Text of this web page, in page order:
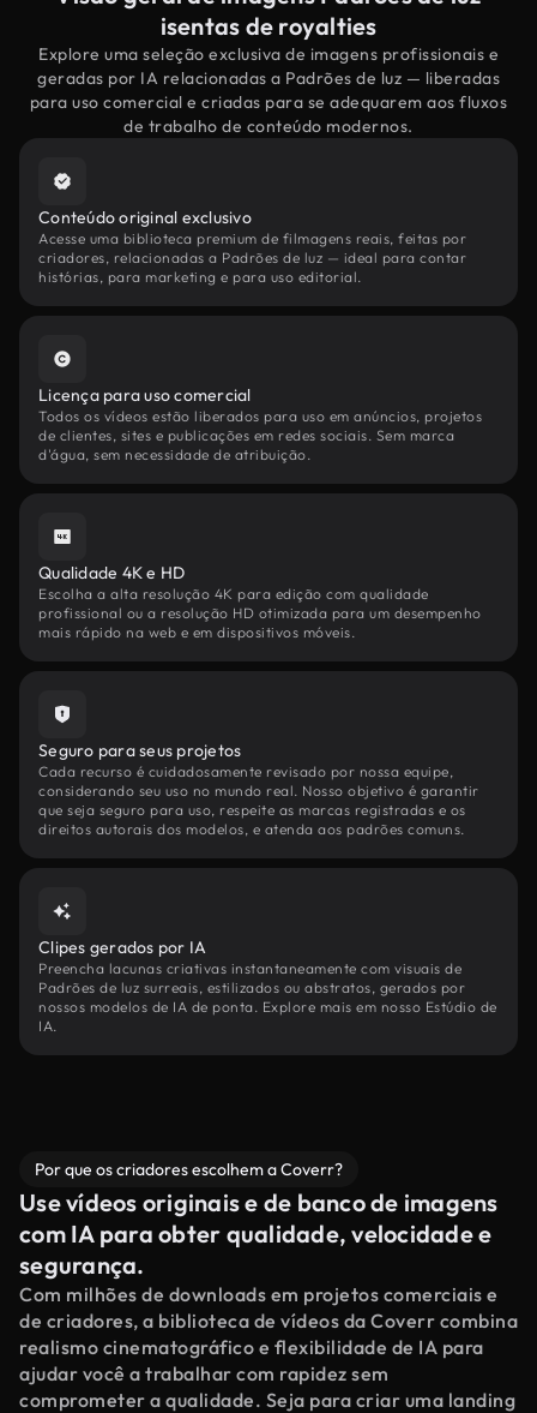
isentas de royalties
Explore uma seleção exclusiva de imagens profissionais e
geradas por IA relacionadas a Padrões de luz — liberadas
para uso comercial e criadas para se adequarem aos fluxos
de trabalho de conteúdo modernos.
Conteúdo original exclusivo
Acesse uma biblioteca premium de filmagens reais, feitas por
criadores, relacionadas a Padrões de luz — ideal para contar
histórias, para marketing e para uso editorial.
Licença para uso comercial
Todos os vídeos estão liberados para uso em anúncios, projetos
de clientes, sites e publicações em redes sociais. Sem marca
d'água, sem necessidade de atribuição.
Qualidade 4K e HD
Escolha a alta resolução 4K para edição com qualidade
profissional ou a resolução HD otimizada para um desempenho
mais rápido na web e em dispositivos móveis.
Seguro para seus projetos
Cada recurso é cuidadosamente revisado por nossa equipe,
considerando seu uso no mundo real. Nosso objetivo é garantir
que seja seguro para uso, respeite as marcas registradas e os
direitos autorais dos modelos, e atenda aos padrões comuns.
Clipes gerados por IA
Preencha lacunas criativas instantaneamente com visuais de
Padrões de luz surreais, estilizados ou abstratos, gerados por
nossos modelos de IA de ponta. Explore mais em nosso Estúdio de
IA.
Por que os criadores escolhem a Coverr?
Use vídeos originais e de banco de imagens
com IA para obter qualidade, velocidade e
segurança.
Com milhões de downloads em projetos comerciais e
de criadores, a biblioteca de vídeos da Coverr combina
realismo cinematográfico e flexibilidade de IA para
ajudar você a trabalhar com rapidez sem
comprometer a qualidade. Seja para criar uma landing